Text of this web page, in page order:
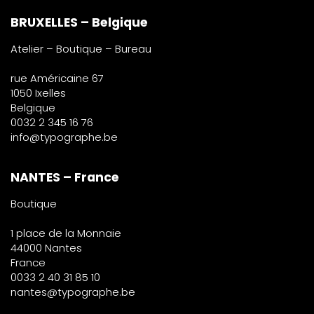
BRUXELLES – Belgique
Atelier – Boutique – Bureau
rue Américaine 67
1050 Ixelles
Belgique
0032 2 345 16 76
info@typographe.be
NANTES – France
Boutique
1 place de la Monnaie
44000 Nantes
France
0033 2 40 31 85 10
nantes@typographe.be